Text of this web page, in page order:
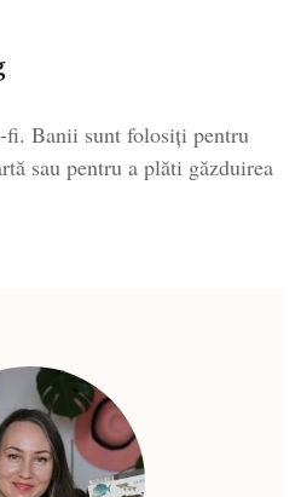
fi. Banii sunt folosiți pentru
sau pentru a plăti găzduirea